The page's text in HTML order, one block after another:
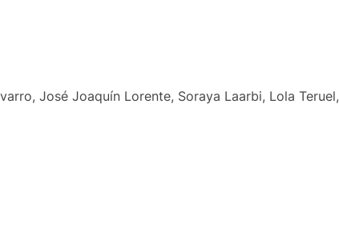
José Joaquín Lorente, Soraya Laarbi, Lola Teruel,